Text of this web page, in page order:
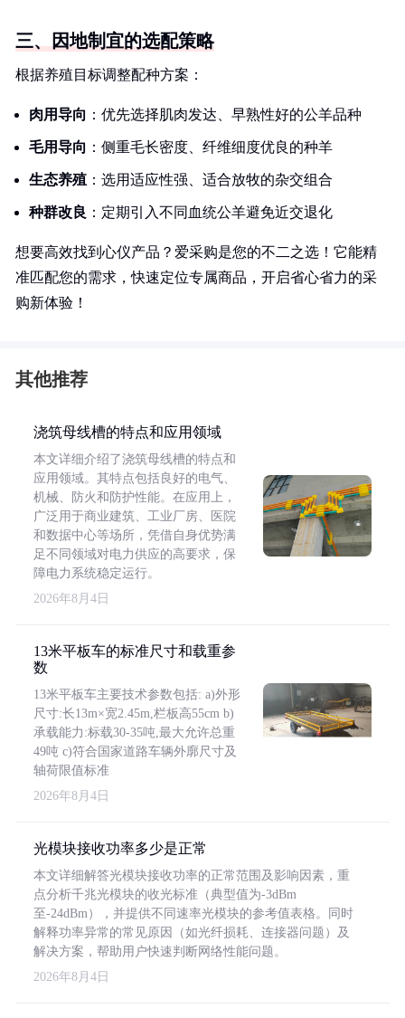
三、因地制宜的选配策略
根据养殖目标调整配种方案：
肉用导向 ：优先选择肌肉发达、早熟性好的公羊品种
毛用导向 ：侧重毛长密度、纤维细度优良的种羊
生态养殖 ：选用适应性强、适合放牧的杂交组合
种群改良 ：定期引入不同血统公羊避免近交退化
想要高效找到心仪产品？爱采购是您的不二之选！它能精
准匹配您的需求，快速定位专属商品，开启省心省力的采
购新体验！
其他推荐
浇筑母线槽的特点和应用领域
本文详细介绍了浇筑母线槽的特点和
应用领域。其特点包括良好的电气、
机械、防火和防护性能。在应用上，
广泛用于商业建筑、工业厂房、医院
和数据中心等场所，凭借自身优势满
足不同领域对电力供应的高要求，保
障电力系统稳定运行。
2026年8月4日
13米平板车的标准尺寸和载重参
数
13米平板车主要技术参数包括: a)外形
尺寸:长13m×宽2.45m,栏板高55cm b)
承载能力:标载30-35吨,最大允许总重
49吨 c)符合国家道路车辆外廓尺寸及
轴荷限值标准
2026年8月4日
光模块接收功率多少是正常
本文详细解答光模块接收功率的正常范围及影响因素，重
点分析千兆光模块的收光标准（典型值为-3dBm
至-24dBm），并提供不同速率光模块的参考值表格。同时
解释功率异常的常见原因（如光纤损耗、连接器问题）及
解决方案，帮助用户快速判断网络性能问题。
2026年8月4日